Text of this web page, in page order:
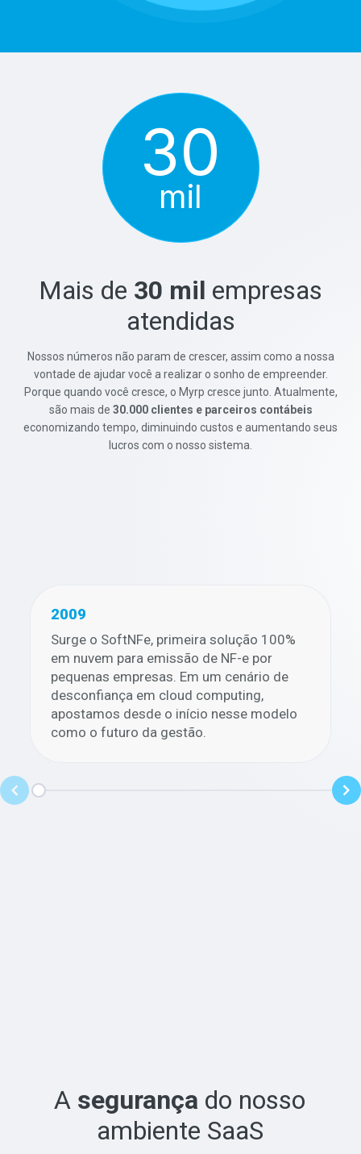
mil
30
Mais de 30 mil empresas
atendidas
Nossos números não param de crescer, assim como a nossa
vontade de ajudar você a realizar o sonho de empreender.
Porque quando você cresce, o Myrp cresce junto. Atualmente,
são mais de 30.000 clientes e parceiros contábeis
economizando tempo, diminuindo custos e aumentando seus
lucros com o nosso sistema.
2009
Surge o SoftNFe, primeira solução 100%
em nuvem para emissão de NF-e por
pequenas empresas. Em um cenário de
desconfiança em cloud computing,
apostamos desde o início nesse modelo
como o futuro da gestão.
A segurança do nosso
ambiente SaaS